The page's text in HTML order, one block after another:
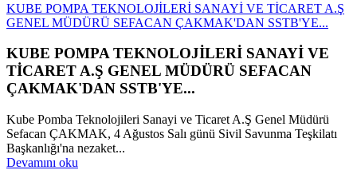
KUBE POMPA TEKNOLOJİLERİ SANAYİ VE TİCARET A.Ş
GENEL MÜDÜRÜ SEFACAN ÇAKMAK'DAN SSTB'YE...
KUBE POMPA TEKNOLOJİLERİ SANAYİ VE
TİCARET A.Ş GENEL MÜDÜRÜ SEFACAN
ÇAKMAK'DAN SSTB'YE...
Kube Pomba Teknolojileri Sanayi ve Ticaret A.Ş Genel Müdürü
Sefacan ÇAKMAK, 4 Ağustos Salı günü Sivil Savunma Teşkilatı
Başkanlığı'na nezaket...
Devamını oku